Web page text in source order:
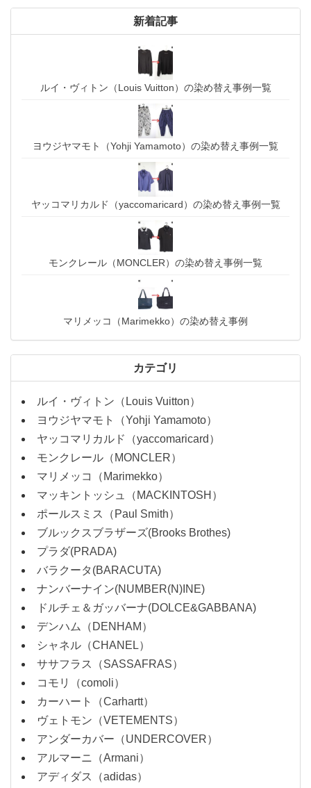
新着記事
ルイ・ヴィトン（Louis Vuitton）の染め替え事例一覧
ヨウジヤマモト（Yohji Yamamoto）の染め替え事例一覧
ヤッコマリカルド（yaccomaricard）の染め替え事例一覧
モンクレール（MONCLER）の染め替え事例一覧
マリメッコ（Marimekko）の染め替え事例
カテゴリ
ルイ・ヴィトン（Louis Vuitton）
ヨウジヤマモト（Yohji Yamamoto）
ヤッコマリカルド（yaccomaricard）
モンクレール（MONCLER）
マリメッコ（Marimekko）
マッキントッシュ（MACKINTOSH）
ポールスミス（Paul Smith）
ブルックスブラザーズ(Brooks Brothes)
プラダ(PRADA)
バラクータ(BARACUTA)
ナンバーナイン(NUMBER(N)INE)
ドルチェ＆ガッバーナ(DOLCE&GABBANA)
デンハム（DENHAM）
シャネル（CHANEL）
ササフラス（SASSAFRAS）
コモリ（comoli）
カーハート（Carhartt）
ヴェトモン（VETEMENTS）
アンダーカバー（UNDERCOVER）
アルマーニ（Armani）
アディダス（adidas）